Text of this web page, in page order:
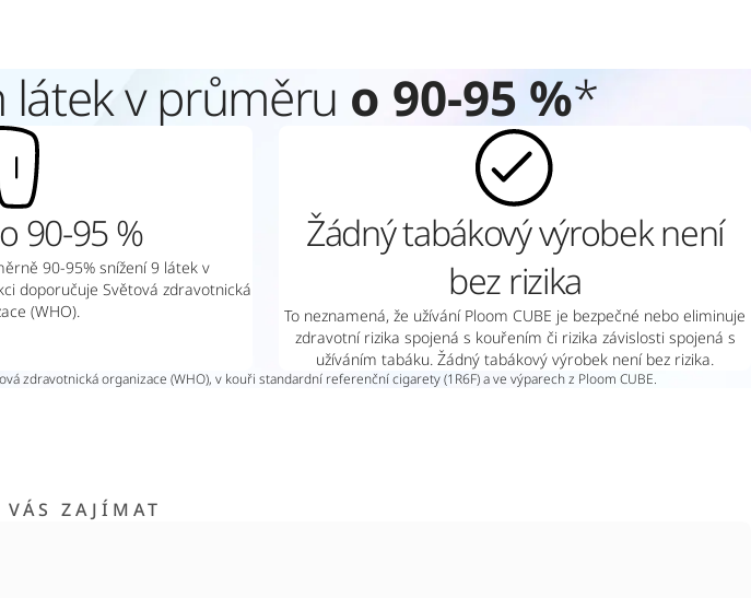
látek v průměru o 90-95 %*
90-95 %
90-95% snížení 9 látek v
doporučuje Světová zdravotnická
(WHO).
Žádný tabákový výrobek není
bez rizika
To neznamená, že užívání Ploom CUBE je bezpečné nebo eliminuje
zdravotní rizika spojená s kouřením či rizika závislosti spojená s
užíváním tabáku. Žádný tabákový výrobek není bez rizika.
organizace (WHO), v kouři standardní referenční cigarety (1R6F) a ve výparech z Ploom CUBE.
ZAJÍMAT